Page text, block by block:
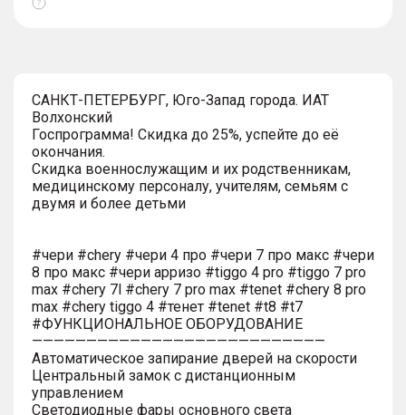
Показать
САНКТ-ПЕТЕРБУРГ, Юго-Запад города. ИАТ
Волхонский
Госпрограмма! Скидка до 25%, успейте до её
окончания.
Скидка военнослужащим и их родственникам,
медицинскому персоналу, учителям, семьям с
двумя и более детьми
#чери #chery #чери 4 про #чери 7 про макс #чери
8 про макс #чери арризо #tiggo 4 pro #tiggo 7 pro
max #chery 7l #chery 7 pro max #tenet #chery 8 pro
max #chery tiggo 4 #тенет #tenet #t8 #t7
#ФУНКЦИОНАЛЬНОЕ ОБОРУДОВАНИЕ
———————————————————————————
Автоматическое запирание дверей на скорости
Центральный замок с дистанционным
управлением
Светодиодные фары основного света